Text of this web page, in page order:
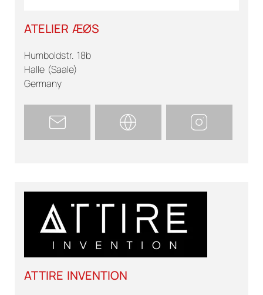
ATELIER ÆØS
Humboldstr. 18b
Halle (Saale)
Germany
ATTIRE INVENTION